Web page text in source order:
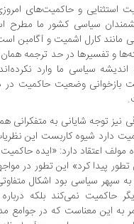
استثنایی و حاکمیت‌های
سیاسی کشور ما مطرح
مانند کارل اشمیت و آگامبن
و تفسیرها در حد ترجمه همان
سیاسی ما وارد
وضعیت حاکمیت در
نیز توجه شایانی به متفکرانی
دارد شیوه کاربست این
مولف اعتقاد دارد: «ایده
پیدا کرد» این تطور در
سپهر سیاسی بود اشکال
حاکمیت نمی‌کند بلکه
به این معناست که در جوامع